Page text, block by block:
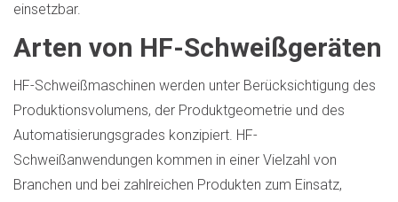
einsetzbar.
Arten von HF-Schweißgeräten
HF-Schweißmaschinen werden unter Berücksichtigung des
Produktionsvolumens, der Produktgeometrie und des
Automatisierungsgrades konzipiert. HF-
Schweißanwendungen kommen in einer Vielzahl von
Branchen und bei zahlreichen Produkten zum Einsatz,